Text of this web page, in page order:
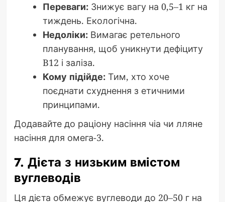
Переваги:Знижує вагу на 0,5–1 кг на
тиждень. Екологічна.
Недоліки:Вимагає ретельного
планування, щоб уникнути дефіциту
B12 і заліза.
Кому підійде:Тим, хто хоче
поєднати схуднення з етичними
принципами.
Додавайте до раціону насіння чіа чи лляне
насіння для омега-3.
7. Дієта з низьким вмістом
вуглеводів
Ця дієта обмежує вуглеводи до 20–50 г на